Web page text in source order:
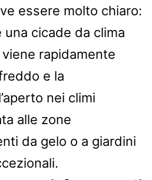
essere molto chiaro:
cicade da clima
rapidamente
e la
nei climi
alle zone
da gelo o a giardini